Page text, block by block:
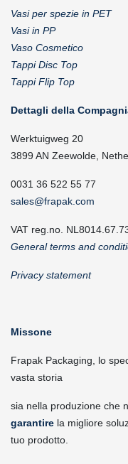
Vasi per spezie in PET
Vasi in PP
Vaso Cosmetico
Tappi Disc Top
Tappi Flip Top
Dettagli della
Werktuigweg 20
3899 AN Zeewolde,
0031 36 522 55 77
sales@frapak.com
VAT reg.no.
General terms and
Privacy statement
Missone
Frapak Packaging, lo
vasta storia
sia nella produzione che
garantire la migliore
tuo prodotto.